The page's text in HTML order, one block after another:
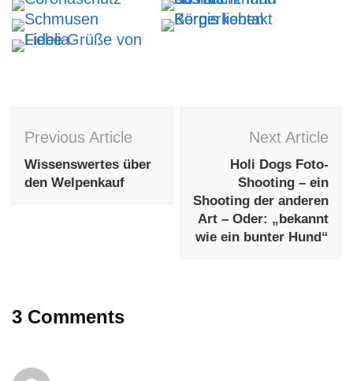
Navigation
Previous Article
Wissenswertes über
den Welpenkauf
Next Article
Holi Dogs Foto-
Shooting – ein
Shooting der anderen
Art – Oder: „bekannt
wie ein bunter Hund“
3 Comments